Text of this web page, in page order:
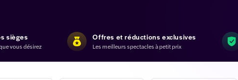
sièges
vous désirez
Offres et réductions exclusives
Les meilleurs spectacles à petit prix